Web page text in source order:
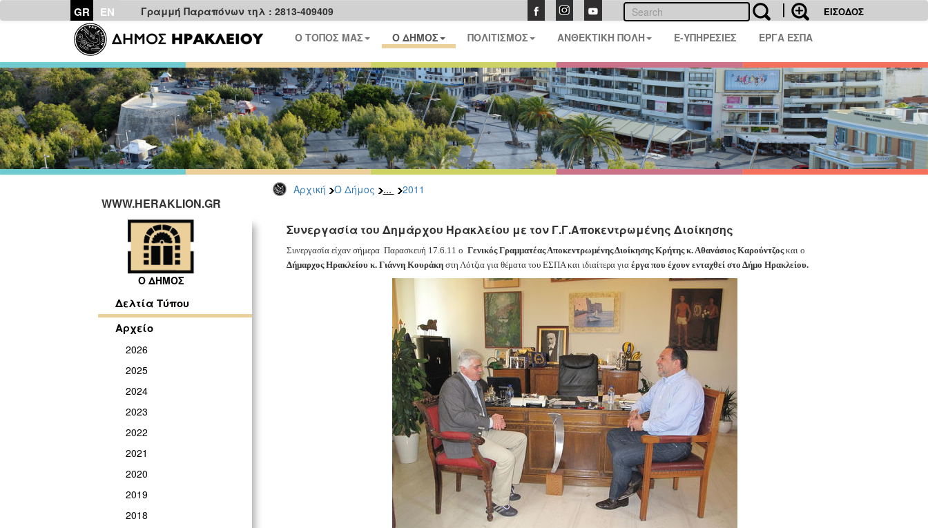
GR EN Γραμμή Παραπόνων τηλ : 2813-409409 ΕΙΣΟΔΟΣ
Ο ΤΟΠΟΣ ΜΑΣ Ο ΔΗΜΟΣ ΠΟΛΙΤΙΣΜΟΣ ΑΝΘΕΚΤΙΚΗ ΠΟΛΗ E-ΥΠΗΡΕΣΙΕΣ ΕΡΓΑ ΕΣΠΑ
Αρχική Ο Δήμος ... 2011
WWW.HERAKLION.GR
Ο ΔΗΜΟΣ
Δελτία Τύπου
Αρχείο
2026
2025
2024
2023
2022
2021
2020
2019
2018
Συνεργασία του Δημάρχου Ηρακλείου με τον Γ.Γ.Αποκεντρωμένης Διοίκησης
Συνεργασία είχαν σήμερα Παρασκευή 17.6.11 ο Γενικός Γραμματέας Αποκεντρωμένης Διοίκησης Κρήτης κ. Αθανάσιος Καρούντζοςκαι ο
Δήμαρχος Ηρακλείου κ. Γιάννη Κουράκηστη Λότζια για θέματα του ΕΣΠΑ και ιδιαίτερα για έργα που έχουν ενταχθεί στο Δήμο Ηρακλείου.